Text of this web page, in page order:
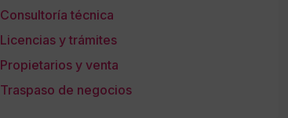
Consultoría técnica
Licencias y trámites
Propietarios y venta
Traspaso de negocios